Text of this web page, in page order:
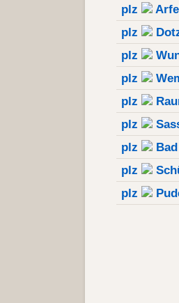
plz
plz
plz
plz
plz
plz
plz
plz
plz